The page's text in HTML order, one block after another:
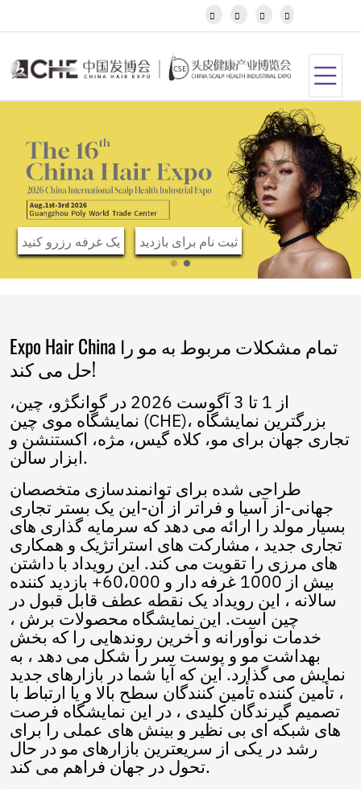
Javanese
Kazakh
Kurdish
Latin
Latvian
Lithuanian
Luxembou..
Macedonian
Malagasy
Malay
Malayalam
Maltese
Mongolian
Burmese
Norwegian
Pashto
Punjabi
Serbian
Slovak
Slovenian
Somali
Samoan
Scots Gaelic
Shona
Sindhi
Sundanese
Swahili
Tajik
Tamil
Telugu
Thai
Ukrainian
Urdu
Uzbek
Vietnamese
   
یک غرفه رزرو کنید ثبت نام برای بازدید
Expo Hair China تمام مشکلات مربوط به مو را
حل می کند!
از 1 تا 3 آگوست 2026 در گوانگژو، چین،
نمایشگاه موی چین (CHE)، بزرگترین نمایشگاه
تجاری جهان برای مو، کلاه گیس، مژه، اکستنشن و
ابزار سالن.
طراحی شده برای توانمندسازی متخصصان
جهانی-از آسیا و فراتر از آن-این یک بستر تجاری
بسیار مولد را ارائه می دهد که سرمایه گذاری های
تجاری جدید ، مشارکت های استراتژیک و همکاری
های مرزی را تقویت می کند. این رویداد با داشتن
بیش از 1000 غرفه دار و 60،000+ بازدید کننده
سالانه ، این رویداد یک نقطه عطف قابل قبول در
چین است. این نمایشگاه محصولات برش ،
خدمات نوآورانه و آخرین روندهایی را که بخش
بهداشت مو و پوست سر را شکل می دهد ، به
نمایش می گذارد. این که آیا شما در بازارهای جدید
، تأمین کننده تأمین کنندگان سطح بالا و یا ارتباط با
تصمیم گیرندگان کلیدی ، در این نمایشگاه فرصت
های شبکه ای بی نظیر و بینش های عملی را برای
رشد در یکی از سریعترین بازارهای مو در حال
تحول در جهان فراهم می کند.